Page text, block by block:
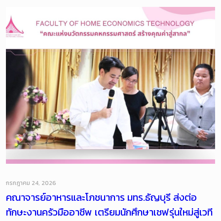
กรกฎาคม 24, 2026
คณาจารย์อาหารและโภชนาการ มทร.ธัญบุรี ส่งต่อ
ทักษะงานครัวมืออาชีพ เตรียมนักศึกษาเชฟรุ่นใหม่สู่เวที